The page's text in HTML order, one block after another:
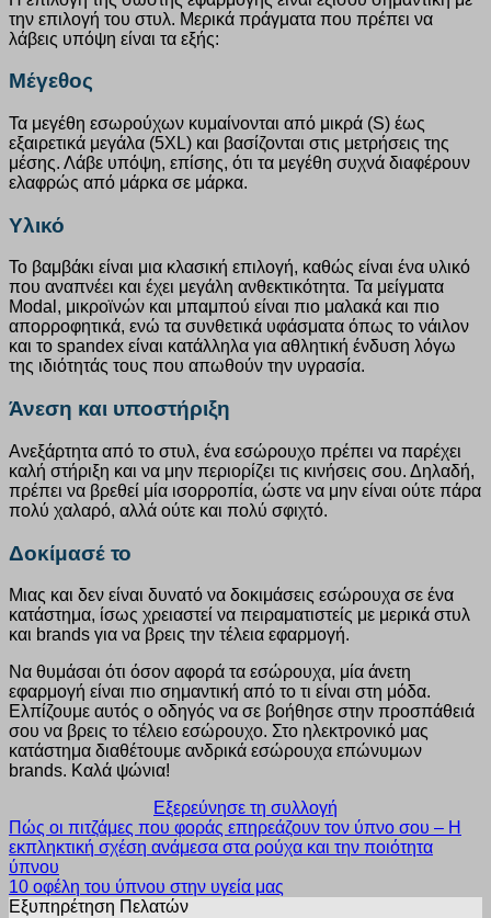
την επιλογή του στυλ. Μερικά πράγματα που πρέπει να
λάβεις υπόψη είναι τα εξής:
Μέγεθος
Τα μεγέθη εσωρούχων κυμαίνονται από μικρά (S) έως
εξαιρετικά μεγάλα (5XL) και βασίζονται στις μετρήσεις της
μέσης. Λάβε υπόψη, επίσης, ότι τα μεγέθη συχνά διαφέρουν
ελαφρώς από μάρκα σε μάρκα.
Υλικό
Το βαμβάκι είναι μια κλασική επιλογή, καθώς είναι ένα υλικό
που αναπνέει και έχει μεγάλη ανθεκτικότητα. Τα μείγματα
Modal, μικροϊνών και μπαμπού είναι πιο μαλακά και πιο
απορροφητικά, ενώ τα συνθετικά υφάσματα όπως το νάιλον
και το spandex είναι κατάλληλα για αθλητική ένδυση λόγω
της ιδιότητάς τους που απωθούν την υγρασία.
Άνεση και υποστήριξη
Ανεξάρτητα από το στυλ, ένα εσώρουχο πρέπει να παρέχει
καλή στήριξη και να μην περιορίζει τις κινήσεις σου. Δηλαδή,
πρέπει να βρεθεί μία ισορροπία, ώστε να μην είναι ούτε πάρα
πολύ χαλαρό, αλλά ούτε και πολύ σφιχτό.
Δοκίμασέ το
Μιας και δεν είναι δυνατό να δοκιμάσεις εσώρουχα σε ένα
κατάστημα, ίσως χρειαστεί να πειραματιστείς με μερικά στυλ
και brands για να βρεις την τέλεια εφαρμογή.
Να θυμάσαι ότι όσον αφορά τα εσώρουχα, μία άνετη
εφαρμογή είναι πιο σημαντική από το τι είναι στη μόδα.
Ελπίζουμε αυτός ο οδηγός να σε βοήθησε στην προσπάθειά
σου να βρεις το τέλειο εσώρουχο. Στο ηλεκτρονικό μας
κατάστημα διαθέτουμε ανδρικά εσώρουχα επώνυμων
brands. Kαλά ψώνια!
Εξερεύνησε τη συλλογή
Πώς οι πιτζάμες που φοράς επηρεάζουν τον ύπνο σου – Η
εκπληκτική σχέση ανάμεσα στα ρούχα και την ποιότητα
ύπνου
10 οφέλη του ύπνου στην υγεία μας
Εξυπηρέτηση Πελατών